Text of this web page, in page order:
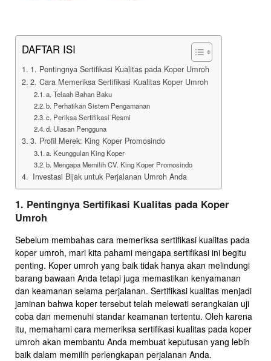
DAFTAR ISI
1. Pentingnya Sertifikasi Kualitas pada Koper Umroh
2. Cara Memeriksa Sertifikasi Kualitas Koper Umroh
a. Telaah Bahan Baku
b. Perhatikan Sistem Pengamanan
c. Periksa Sertifikasi Resmi
d. Ulasan Pengguna
3. Profil Merek: King Koper Promosindo
a. Keunggulan King Koper
b. Mengapa Memilih CV. King Koper Promosindo
Investasi Bijak untuk Perjalanan Umroh Anda
1. Pentingnya Sertifikasi Kualitas pada Koper
Umroh
Sebelum membahas cara memeriksa sertifikasi kualitas pada
koper umroh, mari kita pahami mengapa sertifikasi ini begitu
penting. Koper umroh yang baik tidak hanya akan melindungi
barang bawaan Anda tetapi juga memastikan kenyamanan
dan keamanan selama perjalanan. Sertifikasi kualitas menjadi
jaminan bahwa koper tersebut telah melewati serangkaian uji
coba dan memenuhi standar keamanan tertentu. Oleh karena
itu, memahami cara memeriksa sertifikasi kualitas pada koper
umroh akan membantu Anda membuat keputusan yang lebih
baik dalam memilih perlengkapan perjalanan Anda.